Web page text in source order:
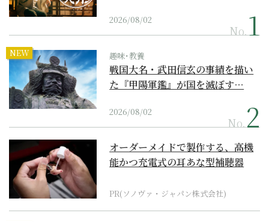
2026/08/02
No.
NEW 趣味･教養
戦国大名・武田信玄の事績を描い
た『甲陽軍鑑』が国を滅ぼす…
2026/08/02
No.
オーダーメイドで製作する、高機
能かつ充電式の耳あな型補聴器
PR(ソノヴァ・ジャパン株式会社)